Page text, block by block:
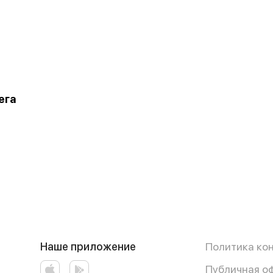
Наше приложение
Политика
Публичная